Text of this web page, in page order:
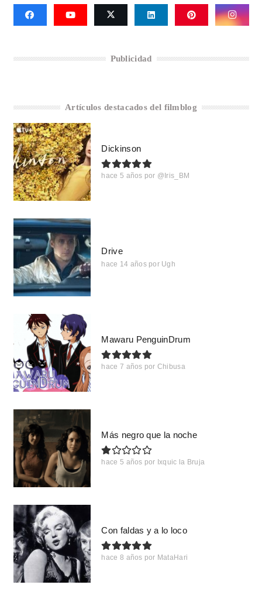
Publicidad
Artículos destacados del filmblog
Dickinson
hace 5 años por @Iris_BM
Drive
hace 14 años por Ugh
Mawaru PenguinDrum
hace 7 años por Chibusa
Más negro que la noche
hace 5 años por Ixquic la Bruja
Con faldas y a lo loco
hace 8 años por MataHari